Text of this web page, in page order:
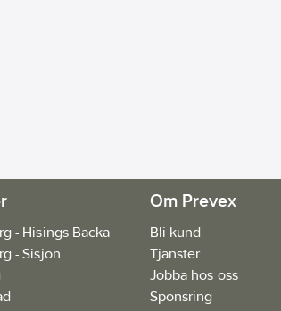
- Hisings Backa
- Sisjön
Om Prevex
Bli kund
Tjänster
Jobba hos oss
Sponsring